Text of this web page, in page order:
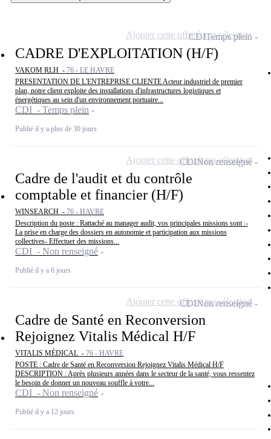
CADRE D'EXPLOITATION (H/F)
VAKOM RLH - 76 - LE HAVRE
PRESENTATION DE L'ENTREPRISE CLIENTE Acteur industriel de premier
plan, notre client exploite des installations d'infrastructures logistiques et
énergétiques au sein d'un environnement portuaire...
CDI - Temps plein
Publié il y a plus de 30 jours
CDITemps plein
Ajouter cette offre à ma sélection
Cadre de l'audit et du contrôle
comptable et financier (H/F)
WINSEARCH - 76 - HAVRE
Description du poste : Rattaché au manager audit, vos principales missions sont :-
La prise en charge des dossiers en autonomie et participation aux missions
collectives- Effectuer des missions...
CDI - Non renseigné
Publié il y a 6 jours
CDINon renseigné
Ajouter cette offre à ma sélection
Cadre de Santé en Reconversion
Rejoignez Vitalis Médical H/F
VITALIS MÉDICAL - 76 - HAVRE
POSTE : Cadre de Santé en Reconversion Rejoignez Vitalis Médical H/F
DESCRIPTION : Après plusieurs années dans le secteur de la santé, vous ressentez
le besoin de donner un nouveau souffle à votre...
CDI - Non renseigné
Publié il y a 12 jours
CDINon renseigné
Ajouter cette offre à ma sélection